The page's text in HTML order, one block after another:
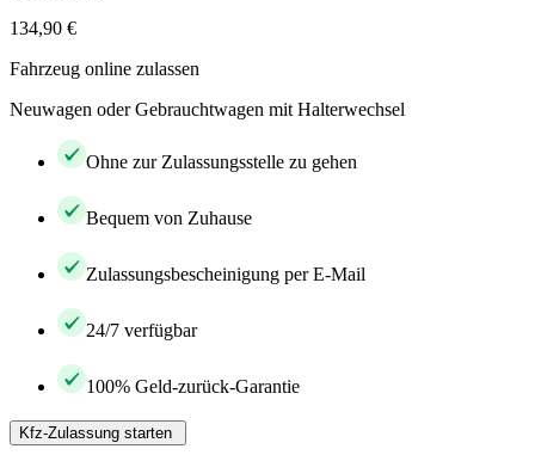
134,90 €
Fahrzeug online zulassen
Neuwagen oder Gebrauchtwagen mit Halterwechsel
Ohne zur Zulassungsstelle zu gehen
Bequem von Zuhause
Zulassungsbescheinigung per E-Mail
24/7 verfügbar
100% Geld-zurück-Garantie
Kfz-Zulassung starten